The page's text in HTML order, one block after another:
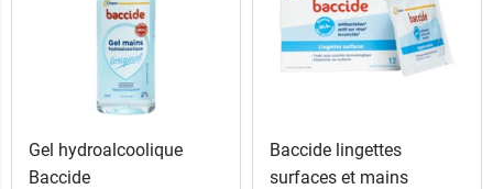
Gel hydroalcoolique
Baccide
Baccide lingettes
surfaces et mains